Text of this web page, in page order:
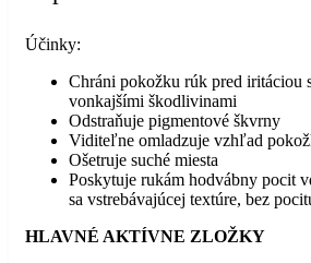
Účinky:
Chráni pokožku rúk pred iritáciou
vonkajšími škodlivinami
Odstraňuje pigmentové škvrny
Viditeľne omladzuje vzhľad
Ošetruje suché miesta
Poskytuje rukám hodvábny pocit
sa vstrebávajúcej textúre, bez
HLAVNÉ AKTÍVNE ZLOŽKY